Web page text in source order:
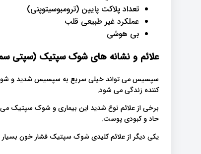
تعداد پلاکت پایین (ترومبوسیتوپنی)
عملکرد غیر طبیعی قلب
بی هوشی
علائم و نشانه های شوک سپتیک (سپتی
سپسیس می تواند خیلی سریع به سپسیس شدید و شوک
کننده زندگی می شود.
برخی از علائم نوع شدید این بیماری و شوک سپتیک
حاد و کبودی پوست.
یکی دیگر از علائم کلیدی شوک سپتیک فشار خون